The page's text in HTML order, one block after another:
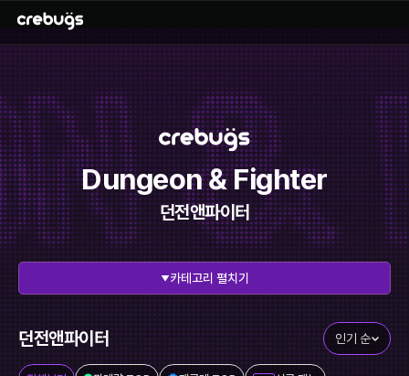
Dungeon & Fighter
던전앤파이터
에이펙스레전드
이터널리턴 스타크래프트
펼치기
던전앤파이터 인기 순